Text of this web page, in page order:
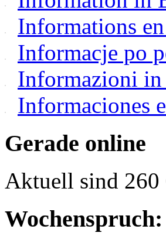
Informations
Informacje po
Informazioni
Informaciones
Gerade online
Aktuell sind 260
Wochenspruch: